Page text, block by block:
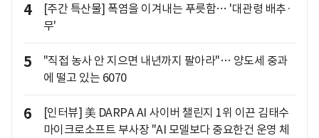
4
[주간 특산물] 폭염을 이겨내는 푸릇함… '대관령 배추·
무'
5
"직접 농사 안 지으면 내년까지 팔아라"… 양도세 중과
에 떨고 있는 6070
6
[인터뷰] 美 DARPA AI 사이버 챌린지 1위 이끈 김태수
마이크로소프트 부사장 "AI 모델보다 중요한건 운영 체